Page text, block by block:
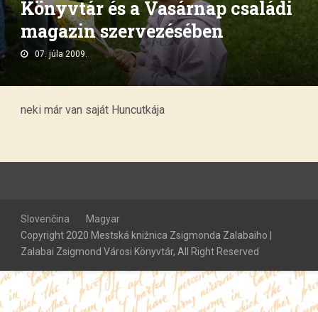
Könyvtár és a Vasárnap családi
magazin szervezésében
07. júla 2009.
neki már van saját Huncutkája
Slovenčina
Magyar
Copyright 2020 Mestská knižnica Zsigmonda Zalabaiho |
Zalabai Zsigmond Városi Könyvtár, All Right Reserved